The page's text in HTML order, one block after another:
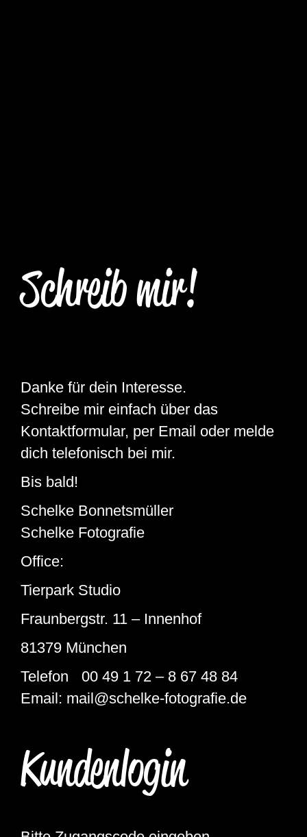
Schreib mir!
Danke für dein Interesse.
Schreibe mir einfach über das
Kontaktformular, per Email oder melde
dich telefonisch bei mir.
Bis bald!
Schelke Bonnetsmüller
Schelke Fotografie
Office:
Tierpark Studio
Fraunbergstr. 11 – Innenhof
81379 München
Telefon 00 49 1 72 – 8 67 48 84
Email: mail@schelke-fotografie.de
Kundenlogin